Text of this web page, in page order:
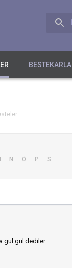
N Ö P S
gül gül dediler